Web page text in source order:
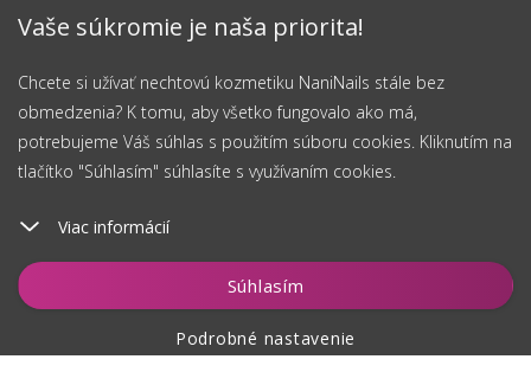
Vaše súkromie je naša priorita!
Chcete si užívať nechtovú kozmetiku NaniNails stále bez
obmedzenia? K tomu, aby všetko fungovalo ako má,
potrebujeme Váš súhlas s použitím súboru cookies. Kliknutím na
tlačítko "Súhlasím" súhlasíte s využívaním cookies.
Viac informácií
Súhlasím
Podrobné nastavenie
Vložiť do košíka